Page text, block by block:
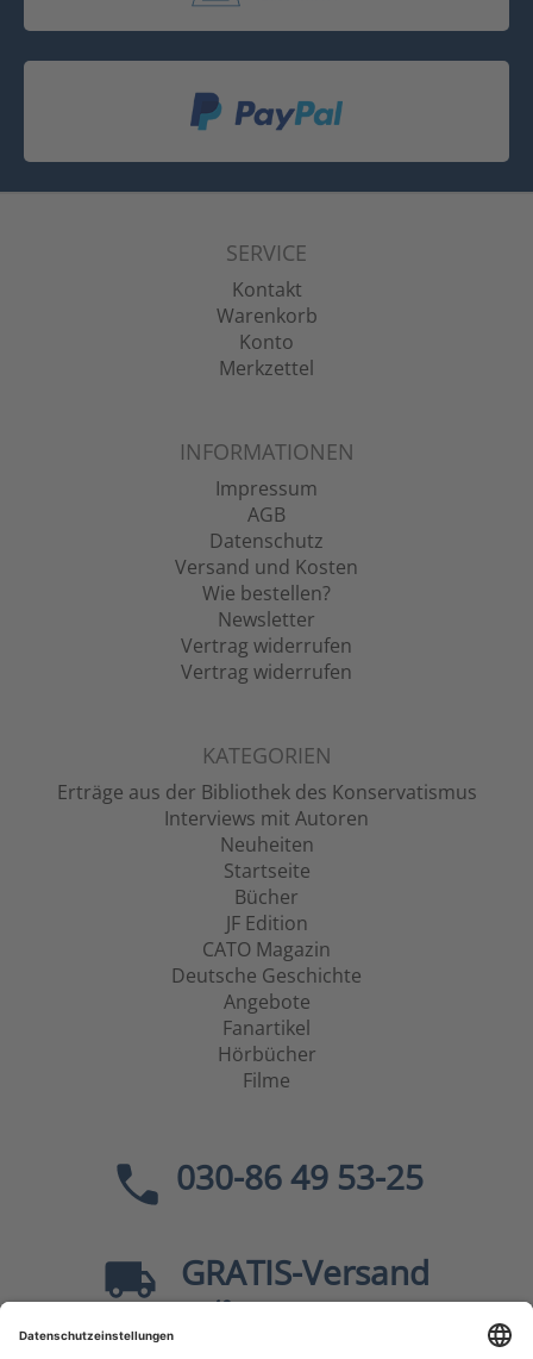
SERVICE
Kontakt
Warenkorb
Konto
Merkzettel
INFORMATIONEN
Impressum
AGB
Datenschutz
Versand und Kosten
Wie bestellen?
Newsletter
Vertrag widerrufen
Vertrag widerrufen
KATEGORIEN
Erträge aus der Bibliothek des Konservatismus
Interviews mit Autoren
Neuheiten
Startseite
Bücher
JF Edition
CATO Magazin
Deutsche Geschichte
Angebote
Fanartikel
Hörbücher
Filme
030-86 49 53-25
GRATIS-Versand
40